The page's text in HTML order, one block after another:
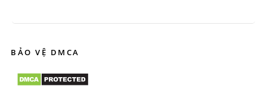
BẢO VỆ DMCA